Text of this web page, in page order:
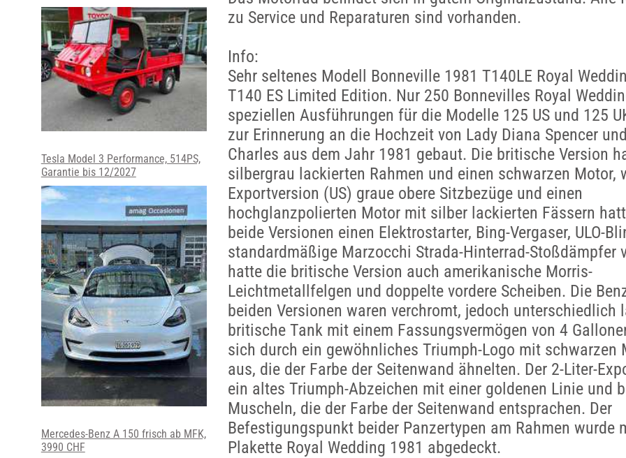
zu Service und Reparaturen sind vorhanden.
Info:
Sehr seltenes Modell Bonneville 1981 T140LE Royal
T140 ES Limited Edition. Nur 250 Bonnevilles Royal
speziellen Ausführungen für die Modelle 125 US und 125
zur Erinnerung an die Hochzeit von Lady Diana Spencer
Charles aus dem Jahr 1981 gebaut. Die britische Version
silbergrau lackierten Rahmen und einen schwarzen Motor,
Exportversion (US) graue obere Sitzbezüge und einen
hochglanzpolierten Motor mit silber lackierten Fässern
beide Versionen einen Elektrostarter, Bing-Vergaser, ULO-
standardmäßige Marzocchi Strada-Hinterrad-Stoßdämpfer
hatte die britische Version auch amerikanische Morris-
Leichtmetallfelgen und doppelte vordere Scheiben. Die
beiden Versionen waren verchromt, jedoch unterschiedlich
britische Tank mit einem Fassungsvermögen von 4
sich durch ein gewöhnliches Triumph-Logo mit schwarzen
aus, die der Farbe der Seitenwand ähnelten. Der 2-Liter-
ein altes Triumph-Abzeichen mit einer goldenen Linie und
Muscheln, die der Farbe der Seitenwand entsprachen. Der
Befestigungspunkt beider Panzertypen am Rahmen wurde
Plakette Royal Wedding 1981 abgedeckt.
Tesla Model 3 Performance, 514PS,
Garantie bis 12/2027
Mercedes-Benz A 150 frisch ab MFK,
3990 CHF